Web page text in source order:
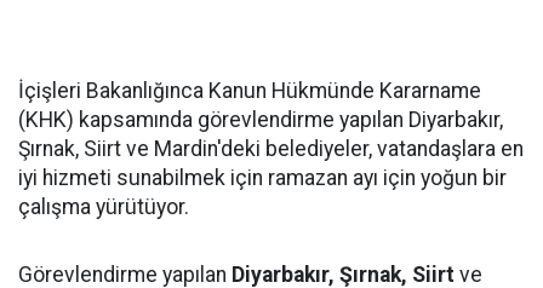
İçişleri Bakanlığınca Kanun Hükmünde Kararname
(KHK) kapsamında görevlendirme yapılan Diyarbakır,
Şırnak, Siirt ve Mardin'deki belediyeler, vatandaşlara en
iyi hizmeti sunabilmek için ramazan ayı için yoğun bir
çalışma yürütüyor.
Görevlendirme yapılan Diyarbakır, Şırnak, Siirt ve